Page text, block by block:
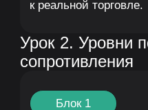
Примеры и построение
На практических
уровни поддержки и
работают на реальных
понять, как применять
Это поможет вам увидеть,